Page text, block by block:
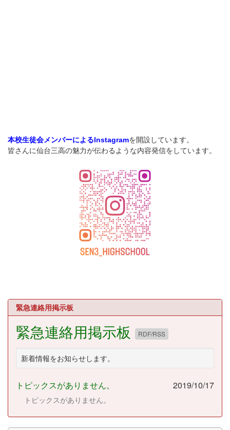
本校生徒会メンバーによるInstagramを開設しています。
皆さんに仙台三高の魅力が伝わるような内容発信をしています。
緊急連絡用掲示板
緊急連絡用掲示板 RDF/RSS
新着情報をお知らせします。
トピックスがありません。 2019/10/17
トピックスがありません。